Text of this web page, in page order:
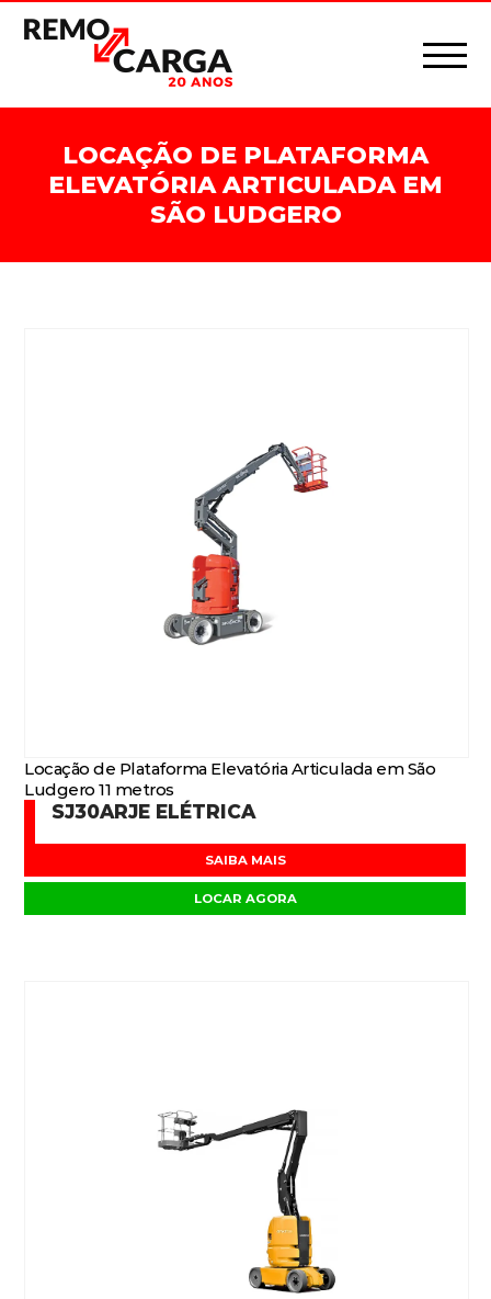
LOCAÇÃO DE PLATAFORMA
ELEVATÓRIA ARTICULADA EM
SÃO LUDGERO
Locação de Plataforma Elevatória Articulada em São
Ludgero 11 metros
SJ30ARJE ELÉTRICA
SAIBA MAIS
LOCAR AGORA